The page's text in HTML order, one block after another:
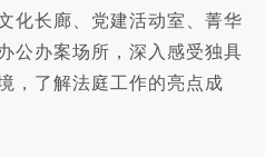
化长廊、党建活动室、菁华
公办案场所，深入感受独具
，了解法庭工作的亮点成